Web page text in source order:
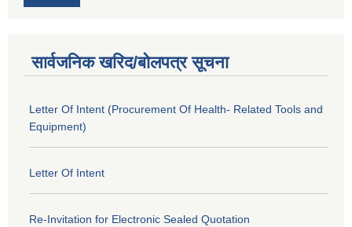
सार्वजनिक खरिद/बोलपत्र सूचना
Letter Of Intent (Procurement Of Health- Related Tools and
Equipment)
Letter Of Intent
Re-Invitation for Electronic Sealed Quotation